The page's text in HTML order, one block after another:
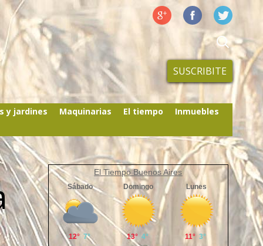
SUSCRIBITE
y jardines Maquinarias El tiempo Inmuebles
El Tiempo Buenos Aires